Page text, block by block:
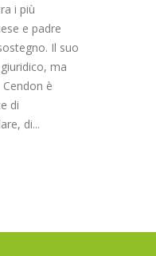
i più
e padre
Il suo
ma
è
di
di...